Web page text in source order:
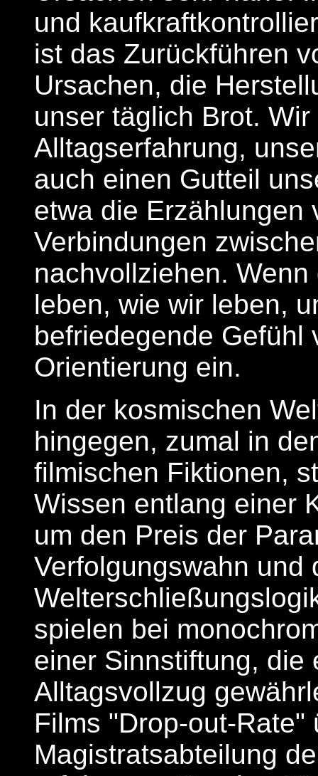
und
ist das Zurückführen
Ursachen, die
unser täglich Brot.
Alltagserfahrung,
auch einen Gutteil
etwa die Erzählungen
Verbindungen
nachvollziehen.
leben, wie wir leben,
befriedegende Gefühl
Orientierung ein.
In der kosmischen
hingegen, zumal in
filmischen Fiktionen,
Wissen entlang einer
um den Preis der
Verfolgungswahn und
spielen bei
einer Sinnstiftung, die
Alltagsvollzug
Films "Drop-out-Rate"
Magistratsabteilung